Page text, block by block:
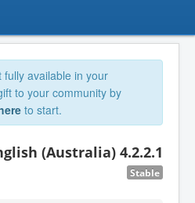
available in your
to your community by
to start.
(Australia) 4.2.2.1
Stable